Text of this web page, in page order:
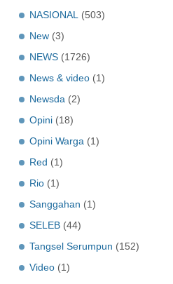
NASIONAL
(503)
New (3)
NEWS (1726)
News & video (1)
Newsda (2)
Opini (18)
Opini Warga (1)
Red (1)
Rio (1)
Sanggahan (1)
SELEB (44)
Tangsel Serumpun (152)
Video (1)